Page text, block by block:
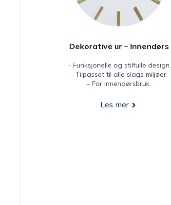
Dekorative ur – Innendørs
‘- Funksjonelle og stilfulle design.
– Tilpasset til alle slags miljøer.
– For innendørsbruk.
Les mer